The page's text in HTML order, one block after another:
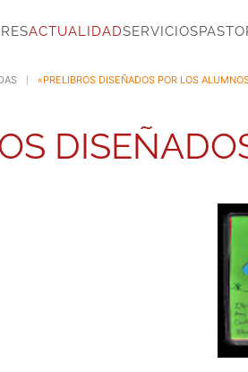
ACTUALIDADSERVICIOS
«PRELIBROS DISEÑADOS POR LOS